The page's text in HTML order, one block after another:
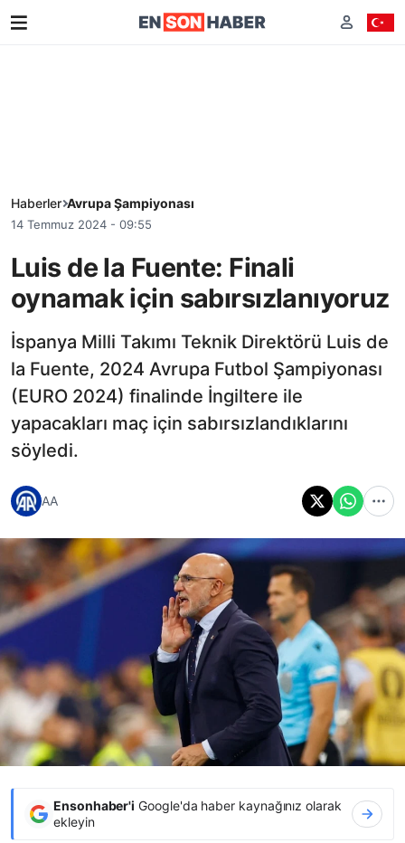
Haberler Avrupa Şampiyonası
14 Temmuz 2024 - 09:55
Luis de la Fuente: Finali
oynamak için sabırsızlanıyoruz
İspanya Milli Takımı Teknik Direktörü Luis de
la Fuente, 2024 Avrupa Futbol Şampiyonası
(EURO 2024) finalinde İngiltere ile
yapacakları maç için sabırsızlandıklarını
söyledi.
AA
Ensonhaber'i Google'da haber kaynağınız olarak
ekleyin